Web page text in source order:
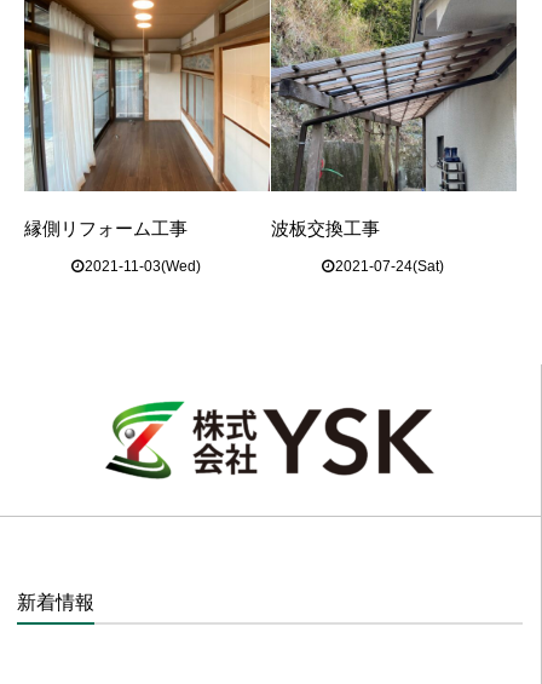
縁側リフォーム工事
2021-11-03(Wed)
波板交換工事
2021-07-24(Sat)
新着情報